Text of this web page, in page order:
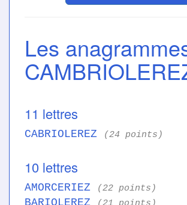
Les
11 lettres
CABRIOLEREZ (24 points)
10 lettres
AMORCERIEZ (22 points)